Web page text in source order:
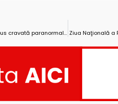
De Ziua Naţională, primarul Nini şi-a pus cravată paranormală (Pamflet) Ziua Naţională a